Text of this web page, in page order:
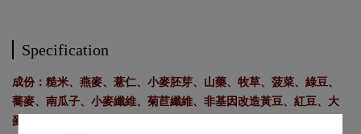
Specification
成份：糙米、燕麥、薏仁、小麥胚芽、山藥、牧草、菠菜、綠豆、
蕎麥、南瓜子、小麥纖維、菊苣纖維、非基因改造黃豆、紅豆、大
麥、乳酸鈣、大豆卵磷脂、黑糯米、非基因改造玉米